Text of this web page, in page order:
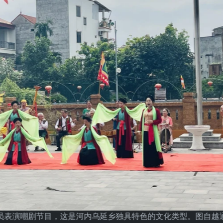
表演嘲剧节目，这是河内乌延乡独具特色的文化类型。图自越